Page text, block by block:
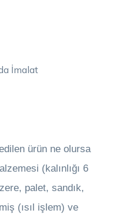
İmalat
ürün ne olursa
(kalınlığı 6
palet, sandık,
(ısıl işlem) ve